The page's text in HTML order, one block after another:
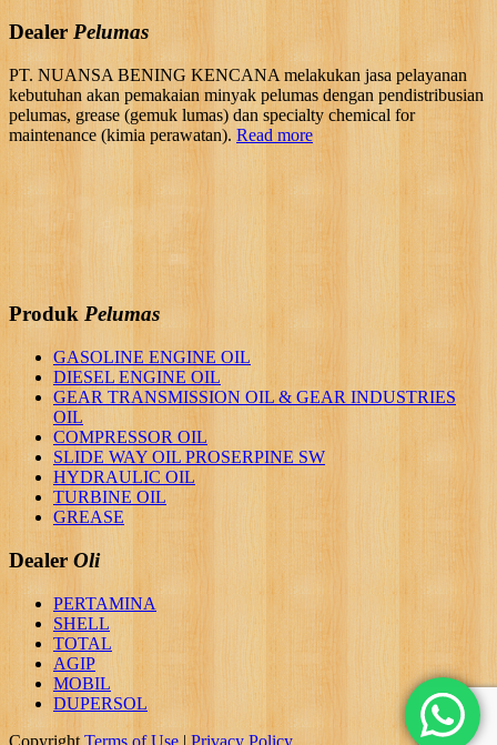
Dealer Pelumas
PT. NUANSA BENING KENCANA melakukan jasa pelayanan
kebutuhan akan pemakaian minyak pelumas dengan pendistribusian
pelumas, grease (gemuk lumas) dan specialty chemical for
maintenance (kimia perawatan). Read more
Produk Pelumas
GASOLINE ENGINE OIL
DIESEL ENGINE OIL
GEAR TRANSMISSION OIL & GEAR INDUSTRIES
OIL
COMPRESSOR OIL
SLIDE WAY OIL PROSERPINE SW
HYDRAULIC OIL
TURBINE OIL
GREASE
Dealer Oli
PERTAMINA
SHELL
TOTAL
AGIP
MOBIL
DUPERSOL
Copyright Terms of Use | Privacy Policy